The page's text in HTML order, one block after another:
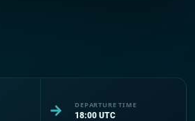
DEPARTURE TIME
18:00 UTC